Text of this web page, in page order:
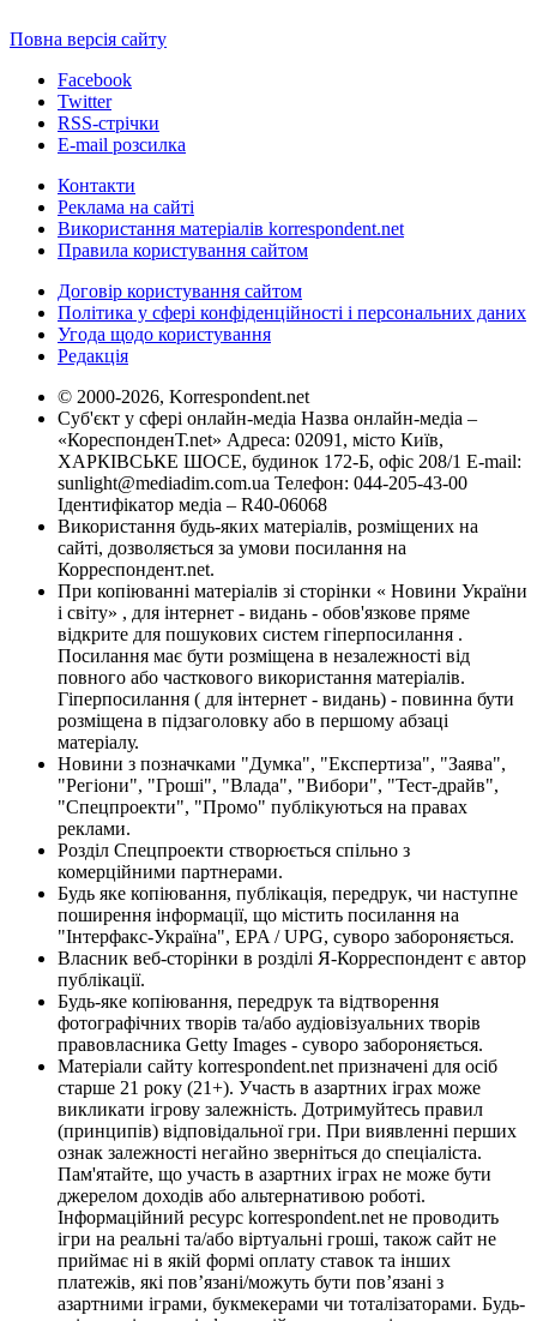
Повна версія сайту
Facebook
Twitter
RSS-стрічки
E-mail розсилка
Контакти
Реклама на сайті
Використання матеріалів korrespondent.net
Правила користування сайтом
Договір користування сайтом
Політика у сфері конфіденційності і персональних даних
Угода щодо користування
Редакція
© 2000-2026, Korrespondent.net
Суб'єкт у сфері онлайн-медіа Назва онлайн-медіа –
«КореспонденТ.net» Адреса: 02091, місто Київ,
ХАРКІВСЬКЕ ШОСЕ, будинок 172-Б, офіс 208/1 E-mail:
sunlight@mediadim.com.ua Телефон: 044-205-43-00
Ідентифікатор медіа – R40-06068
Використання будь-яких матеріалів, розміщених на
сайті, дозволяється за умови посилання на
Корреспондент.net.
При копіюванні матеріалів зі сторінки « Новини України
і світу» , для інтернет - видань - обов'язкове пряме
відкрите для пошукових систем гіперпосилання .
Посилання має бути розміщена в незалежності від
повного або часткового використання матеріалів.
Гіперпосилання ( для інтернет - видань) - повинна бути
розміщена в підзаголовку або в першому абзаці
матеріалу.
Новини з позначками "Думка", "Експертиза", "Заява",
"Регіони", "Гроші", "Влада", "Вибори", "Тест-драйв",
"Спецпроекти", "Промо" публікуються на правах
реклами.
Розділ Спецпроекти створюється спільно з
комерційними партнерами.
Будь яке копіювання, публікація, передрук, чи наступне
поширення інформації, що містить посилання на
"Інтерфакс-Україна", EPA / UPG, суворо забороняється.
Власник веб-сторінки в розділі Я-Корреспондент є автор
публікації.
Будь-яке копіювання, передрук та відтворення
фотографічних творів та/або аудіовізуальних творів
правовласника Getty Images - суворо забороняється.
Матеріали сайту korrespondent.net призначені для осіб
старше 21 року (21+). Участь в азартних іграх може
викликати ігрову залежність. Дотримуйтесь правил
(принципів) відповідальної гри. При виявленні перших
ознак залежності негайно зверніться до спеціаліста.
Пам'ятайте, що участь в азартних іграх не може бути
джерелом доходів або альтернативою роботі.
Інформаційний ресурс korrespondent.net не проводить
ігри на реальні та/або віртуальні гроші, також сайт не
приймає ні в якій формі оплату ставок та інших
платежів, які пов’язані/можуть бути пов’язані з
азартними іграми, букмекерами чи тоталізаторами. Будь-